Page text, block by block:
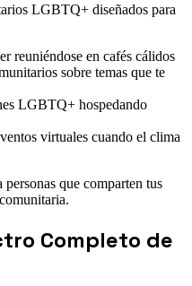
LGBTQ+ diseñados para
reuniéndose en cafés cálidos
sobre temas que te
LGBTQ+ hospedando
virtuales cuando el clima
personas que comparten tus
Completo de